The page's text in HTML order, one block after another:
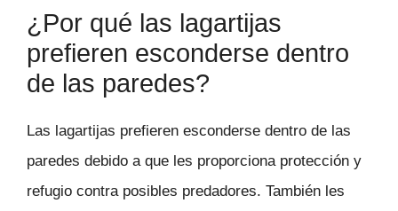
¿Por qué las lagartijas
prefieren esconderse dentro
de las paredes?
Las lagartijas prefieren esconderse dentro de las
paredes debido a que les proporciona protección y
refugio contra posibles predadores. También les